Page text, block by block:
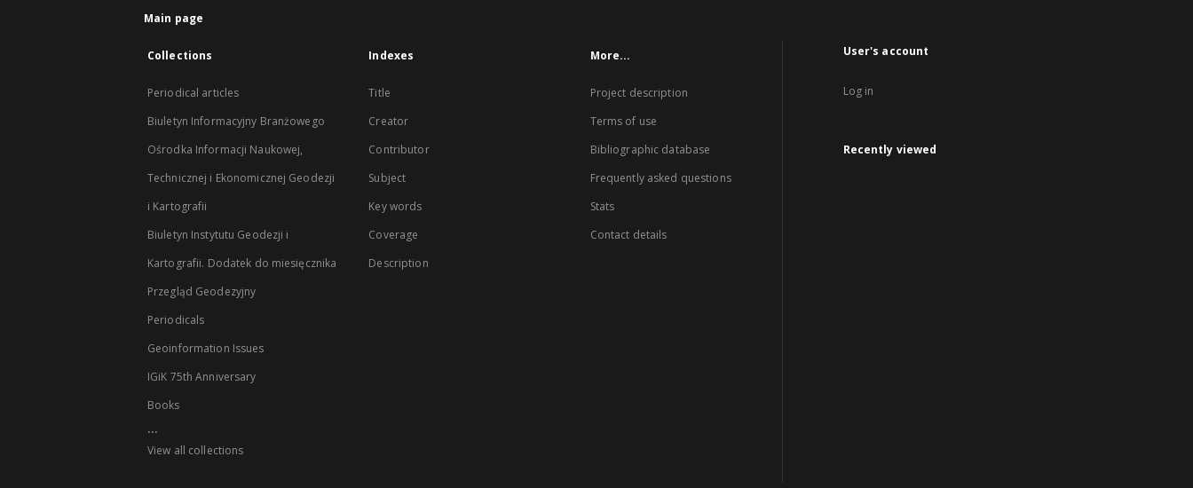
Main page
Collections
Periodical articles
Biuletyn Informacyjny Branżowego
Ośrodka Informacji Naukowej,
Technicznej i Ekonomicznej Geodezji
i Kartografii
Biuletyn Instytutu Geodezji i
Kartografii. Dodatek do miesięcznika
Przegląd Geodezyjny
Periodicals
Geoinformation Issues
IGiK 75th Anniversary
Books
...
View all collections
Indexes
Title
Creator
Contributor
Subject
Key words
Coverage
Description
More...
Project description
Terms of use
Bibliographic database
Frequently asked questions
Stats
Contact details
User's account
Log in
Recently viewed